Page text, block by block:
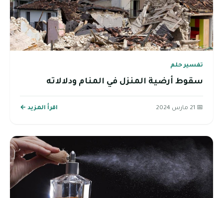
تفسير حلم
سقوط أرضية المنزل في المنام ودلالاته
📅 21 مارس 2024 اقرأ المزيد ←